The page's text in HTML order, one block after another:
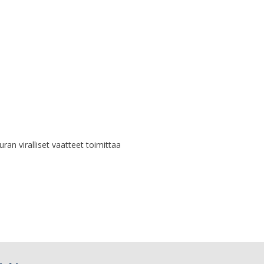
viralliset vaatteet toimittaa